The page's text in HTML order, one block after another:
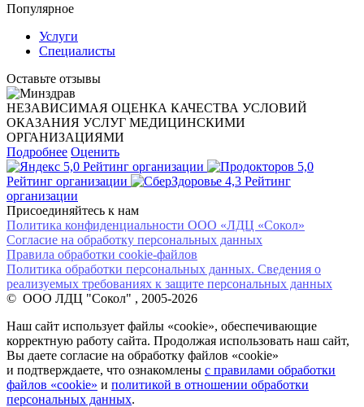
Популярное
Услуги
Специалисты
Оставьте отзывы
НЕЗАВИСИМАЯ ОЦЕНКА КАЧЕСТВА УСЛОВИЙ
ОКАЗАНИЯ УСЛУГ МЕДИЦИНСКИМИ
ОРГАНИЗАЦИЯМИ
Подробнее Оценить
5,0 Рейтинг организации
5,0
Рейтинг организации
4,3 Рейтинг
организации
Присоединяйтесь к нам
Политика конфиденциальности ООО «ЛДЦ «Сокол»
Согласие на обработку персональных данных
Правила обработки cookie-файлов
Политика обработки персональных данных. Сведения о
реализуемых требованиях к защите персональных данных
© ООО ЛДЦ "Сокол" , 2005-2026
Наш сайт использует файлы «cookie», обеспечивающие
корректную работу сайта. Продолжая использовать наш сайт,
Вы даете согласие на обработку файлов «cookie»
и подтверждаете, что ознакомлены с правилами обработки
файлов «cookie» и политикой в отношении обработки
персональных данных.